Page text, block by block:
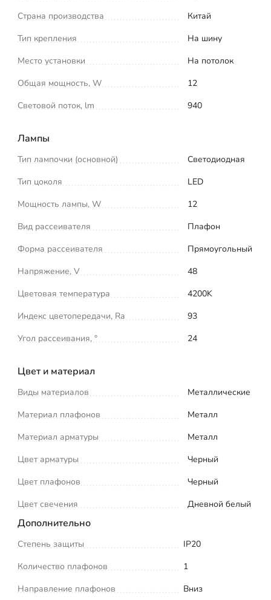
Страна производства
Китай
Тип крепления
На шину
Место установки
На потолок
Общая мощность, W
12
Световой поток, lm
940
Лампы
Тип лампочки (основной)
Светодиодная
Тип цоколя
LED
Мощность лампы, W
12
Вид рассеивателя
Плафон
Форма рассеивателя
Прямоугольный
Напряжение, V
48
Цветовая температура
4200K
Индекс цветопередачи, Ra
93
Угол рассеивания, °
24
Цвет и материал
Виды материалов
Металлические
Материал плафонов
Металл
Материал арматуры
Металл
Цвет арматуры
Черный
Цвет плафонов
Черный
Цвет свечения
Дневной белый
Дополнительно
Степень защиты
IP20
Количество плафонов
1
Направление плафонов
Вниз